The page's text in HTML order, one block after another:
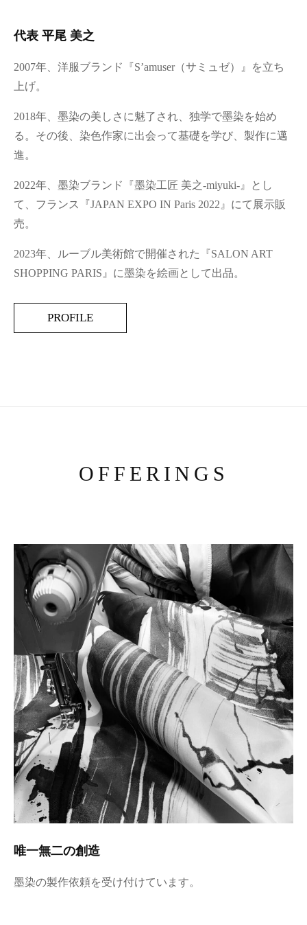
代表 平尾 美之
2007年、洋服ブランド『S’amuser（サミュゼ）』を立ち
上げ。
2018年、墨染の美しさに魅了され、独学で墨染を始め
る。その後、染色作家に出会って基礎を学び、製作に邁
進。
2022年、墨染ブランド『墨染工匠 美之-miyuki-』とし
て、フランス『JAPAN EXPO IN Paris 2022』にて展示販
売。
2023年、ルーブル美術館で開催された『SALON ART
SHOPPING PARIS』に墨染を絵画として出品。
PROFILE
OFFERINGS
唯一無二の創造
墨染の製作依頼を受け付けています。